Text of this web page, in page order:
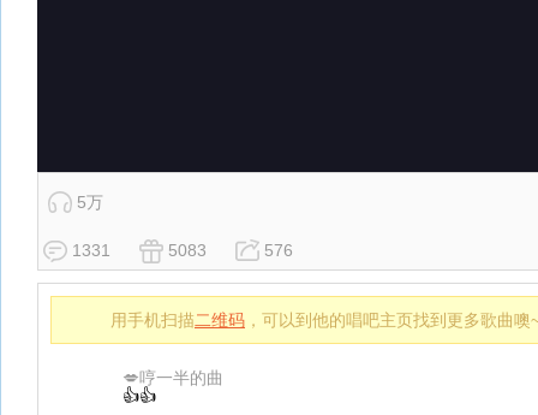
5万
1331 5083 576
用手机扫描二维码 ，可以到他的唱吧主页找到更多歌曲噢
💋哼一半的曲
👍👍